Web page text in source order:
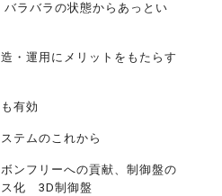
ラバラの状態からあっとい
・運用にメリットをもたらす
有効
テムのこれから
ンフリーへの貢献、制御盤の
ス化 3D制御盤